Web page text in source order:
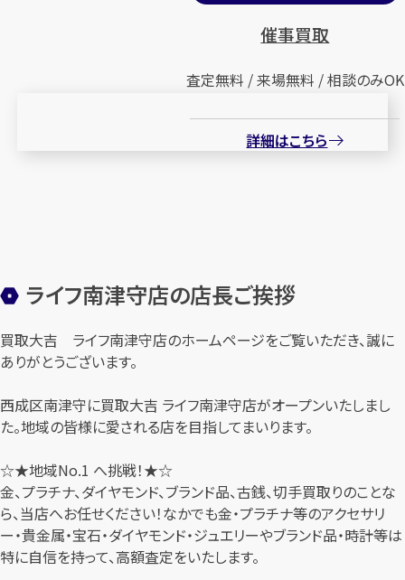
催事買取
査定無料 / 来場無料 / 相談のみOK
詳細はこちら
ライフ南津守店の店長ご挨拶
買取大吉 ライフ南津守店のホームページをご覧いただき、誠に
ありがとうございます。
西成区南津守に買取大吉 ライフ南津守店がオープンいたしまし
た。地域の皆様に愛される店を目指してまいります。
☆★地域No.1 へ挑戦！★☆
金、プラチナ、ダイヤモンド、ブランド品、古銭、切手買取りのことな
ら、当店へお任せください！なかでも金・プラチナ等のアクセサリ
ー・貴金属・宝石・ダイヤモンド・ジュエリーやブランド品・時計等は
特に自信を持って、高額査定をいたします。